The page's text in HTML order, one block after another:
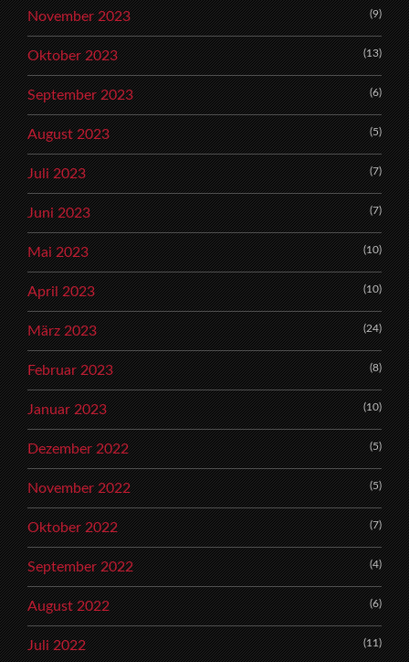
November 2023 (9)
Oktober 2023 (13)
September 2023 (6)
August 2023 (5)
Juli 2023 (7)
Juni 2023 (7)
Mai 2023 (10)
April 2023 (10)
März 2023 (24)
Februar 2023 (8)
Januar 2023 (10)
Dezember 2022 (5)
November 2022 (5)
Oktober 2022 (7)
September 2022 (4)
August 2022 (6)
Juli 2022 (11)